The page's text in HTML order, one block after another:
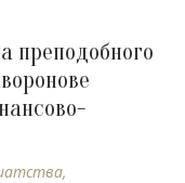
преподобного
,